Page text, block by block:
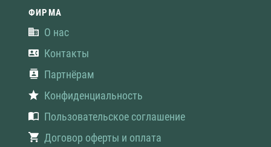
ФИРМА
О нас
Контакты
Партнёрам
Конфиденциальность
Пользовательское соглашение
Договор оферты и оплата